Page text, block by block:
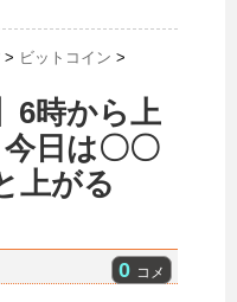
> ビットコイン >
6時から上
日は〇〇
上がる
0 コメ